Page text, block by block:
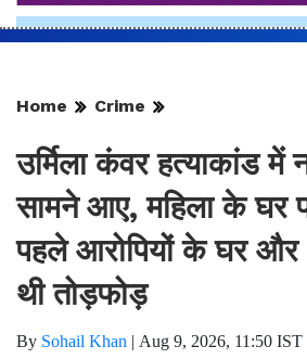
Home Crime
उर्मिला कंवर हत्याकांड में
सामने आए, महिला के घर
पहले आरोपियों के घर
थी तोड़फोड़
By Sohail Khan | Aug 9, 2026, 11:50 IST